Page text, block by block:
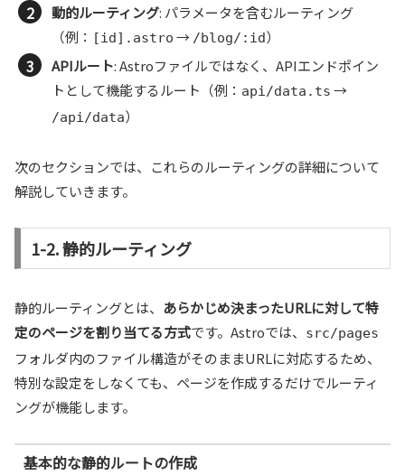
動的ルーティング: パラメータを含むルーティング
（例： [id].astro → /blog/:id）
APIルート: Astroファイルではなく、APIエンドポイン
トとして機能するルート（例： api/data.ts →
/api/data）
次のセクションでは、これらのルーティングの詳細について
解説していきます。
1-2. 静的ルーティング
静的ルーティングとは、 あらかじめ決まったURLに対して特
定のページを割り当てる方式です。Astroでは、 src/pages
フォルダ内のファイル構造がそのままURLに対応するため、
特別な設定をしなくても、ページを作成するだけでルーティ
ングが機能します。
基本的な静的ルートの作成